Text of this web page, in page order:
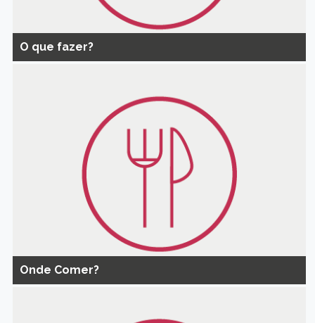
O que fazer?
Onde Comer?